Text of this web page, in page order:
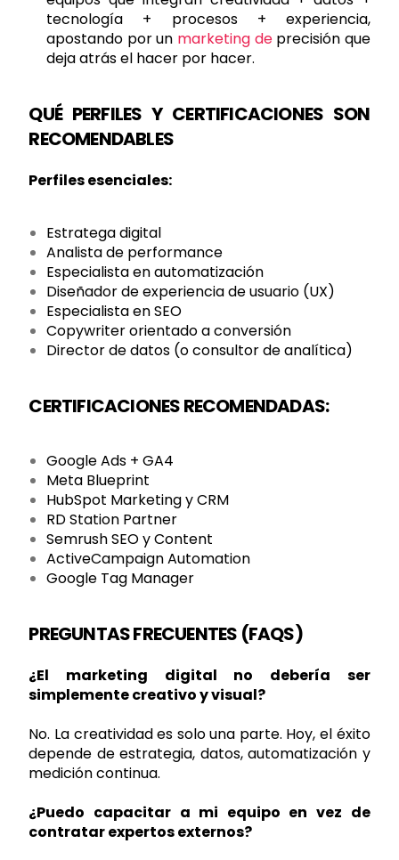
tecnología + procesos + experiencia,
apostando por un marketing deprecisión que
deja atrás el hacer por hacer.
QUÉ PERFILES Y CERTIFICACIONES SON
RECOMENDABLES
Perfiles esenciales:
Estratega digital
Analista de performance
Especialista en automatización
Diseñador de experiencia de usuario (UX)
Especialista en SEO
Copywriter orientado a conversión
Director de datos (o consultor de analítica)
CERTIFICACIONES RECOMENDADAS:
Google Ads + GA4
Meta Blueprint
HubSpot Marketing y CRM
RD Station Partner
Semrush SEO y Content
ActiveCampaign Automation
Google Tag Manager
PREGUNTAS FRECUENTES (FAQS)
¿El marketing digital no debería ser
simplemente creativo y visual?
No. La creatividad es solo una parte. Hoy, el éxito
depende de estrategia, datos, automatización y
medición continua.
¿Puedo capacitar a mi equipo en vez de
contratar expertos externos?